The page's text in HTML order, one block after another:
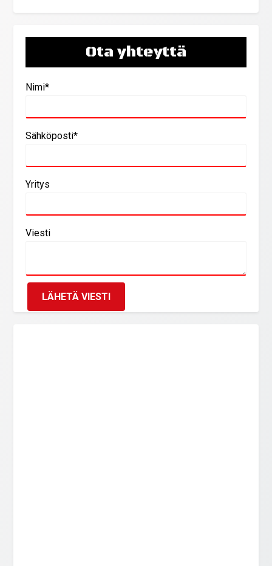
Ota yhteyttä
Nimi*
Sähköposti*
Yritys
Viesti